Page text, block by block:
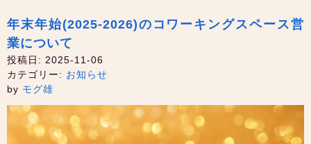
年末年始(2025-2026)のコワーキングスペース営
業について
投稿日: 2025-11-06
カテゴリー: お知らせ
by モグ雄